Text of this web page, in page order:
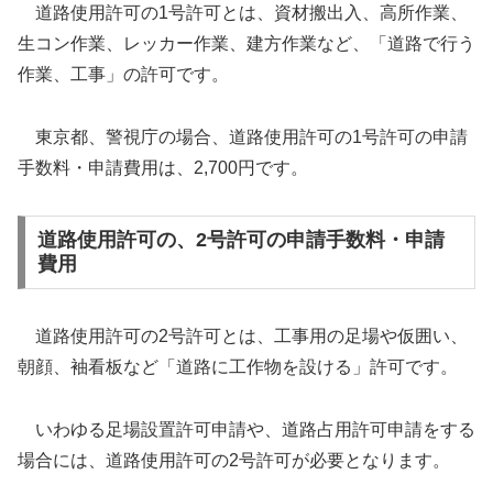
道路使用許可の1号許可とは、資材搬出入、高所作業、
生コン作業、レッカー作業、建方作業など、「道路で行う
作業、工事」の許可です。
東京都、警視庁の場合、道路使用許可の1号許可の申請
手数料・申請費用は、2,700円です。
道路使用許可の、2号許可の申請手数料・申請
費用
道路使用許可の2号許可とは、工事用の足場や仮囲い、
朝顔、袖看板など「道路に工作物を設ける」許可です。
いわゆる足場設置許可申請や、道路占用許可申請をする
場合には、道路使用許可の2号許可が必要となります。